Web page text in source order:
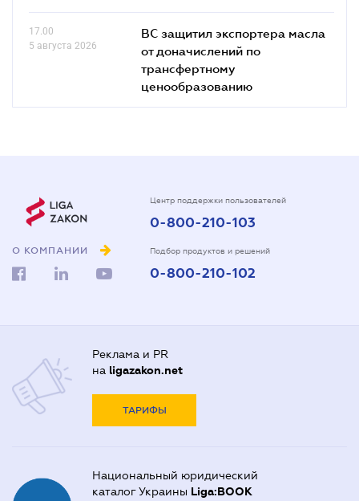
17.00
5 августа 2026
ВС защитил экспортера масла
от доначислений по
трансфертному
ценообразованию
О КОМПАНИИ
Центр поддержки пользователей
0-800-210-103
Подбор продуктов и решений
0-800-210-102
Реклама и PR
на ligazakon.net
ТАРИФЫ
Национальный юридический
каталог Украины Liga:BOOK